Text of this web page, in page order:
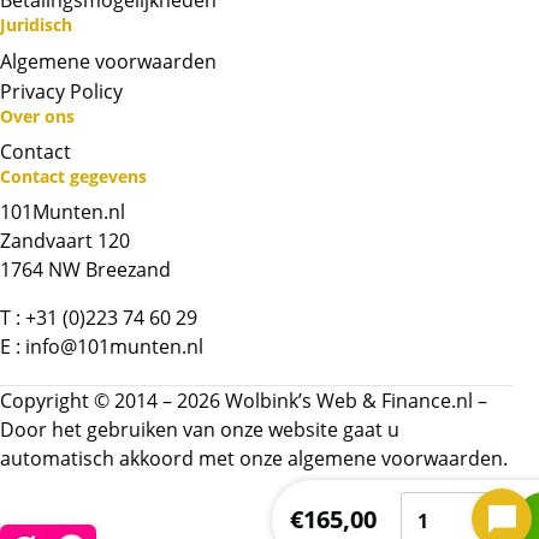
Dit product wordt onder de margeregel
verhandeld. Dit houdt in dat wij btw afdragen
over de marge die wij behalen op dit product.
De btw mag hierdoor door ons niet op de
Contactformulier
Juridisch
Algemene voorwaarden
Privacy Policy
Over ons
Contact
Contact gegevens
101Munten.nl
Zandvaart 120
1764 NW Breezand
T : +31 (0)223 74 60 29
E : info@101munten.nl
Copyright © 2014 – 2026 Wolbink’s Web & Finance.nl –
Door het gebruiken van onze website gaat u
automatisch akkoord met onzealgemene voorwaarden.
€165,00
Koningin